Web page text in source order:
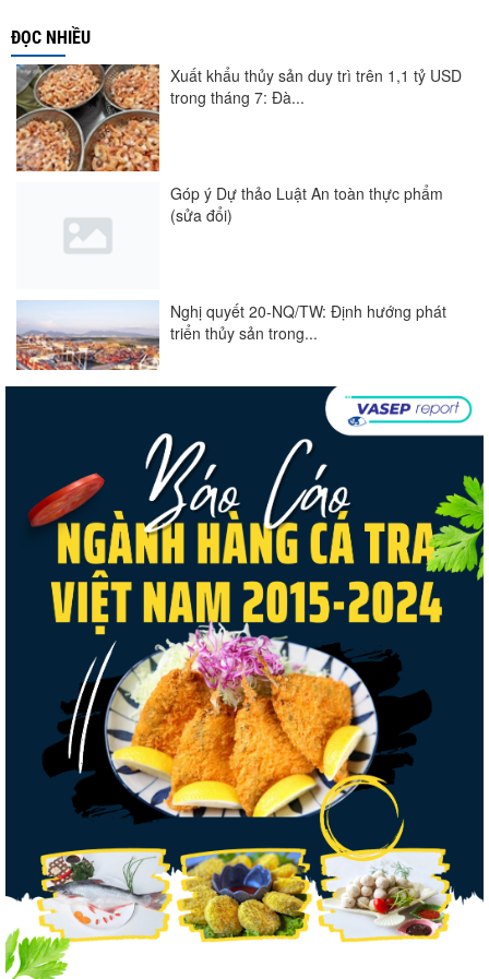
ĐỌC NHIỀU
Xuất khẩu thủy sản duy trì trên 1,1 tỷ USD
trong tháng 7: Đà...
Góp ý Dự thảo Luật An toàn thực phẩm
(sửa đổi)
Nghị quyết 20-NQ/TW: Định hướng phát
triển thủy sản trong...
Thuế Mục 301 và bài toán thích ứng của
tôm Việt tại thị...
Nguồn cung giảm, giá cá rô phi Trung
Quốc tiếp tục tăng
Điểm tin thủy sản thế giới ngày 3/8/2026
Trung Quốc tăng mạnh nhập khẩu mực,
trong khi nguồn cung...
Thông báo 407/TB-VPCP: Tập trung cao
độ, tạo chuyển biến...